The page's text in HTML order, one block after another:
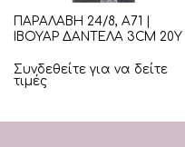
ΠΑΡΑΛΑΒΗ 24/8, Α71 |
ΙΒΟΥΑΡ ΔΑΝΤΕΛΑ 3CM 20Υ
Συνδεθείτε για να δείτε
τιμές